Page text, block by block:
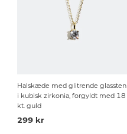
Halskæde med glitrende glassten
i kubisk zirkonia, forgyldt med 18
kt. guld
299 kr